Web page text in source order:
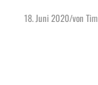
18. Juni 2020/von Tim